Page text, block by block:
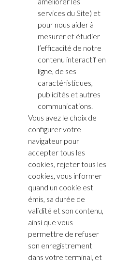
services du Site) et
pour nous aider à
mesurer et étudier
l’efficacité de notre
contenu interactif en
ligne, de ses
caractéristiques,
publicités et autres
communications.
Vous avez le choix de
configurer votre
navigateur pour
accepter tous les
cookies, rejeter tous les
cookies, vous informer
quand un cookie est
émis, sa durée de
validité et son contenu,
ainsi que vous
permettre de refuser
son enregistrement
dans votre terminal, et